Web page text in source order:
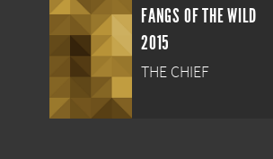
FANGS OF THE WILD
2015
THE CHIEF